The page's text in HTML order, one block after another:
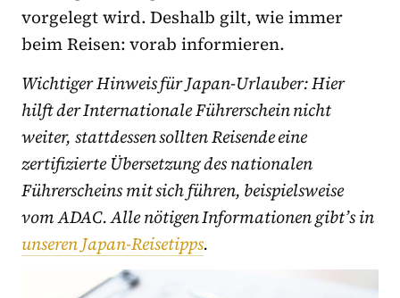
vorgelegt wird. Deshalb gilt, wie immer
beim Reisen: vorab informieren.
Wichtiger Hinweis für Japan-Urlauber: Hier
hilft der Internationale Führerschein nicht
weiter, stattdessen sollten Reisende eine
zertifizierte Übersetzung des nationalen
Führerscheins mit sich führen, beispielsweise
vom ADAC. Alle nötigen Informationen gibt’s in
unseren Japan-Reisetipps.